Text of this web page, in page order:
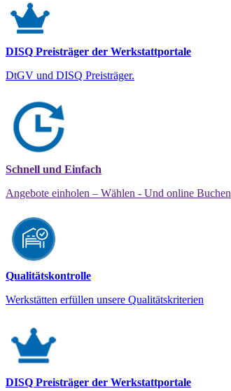
DISQ Preisträger der Werkstattportale
DtGV und DISQ Preisträger.
Schnell und Einfach
Angebote einholen – Wählen - Und online Buchen
Qualitätskontrolle
Werkstätten erfüllen unsere Qualitätskriterien
DISQ Preisträger der Werkstattportale